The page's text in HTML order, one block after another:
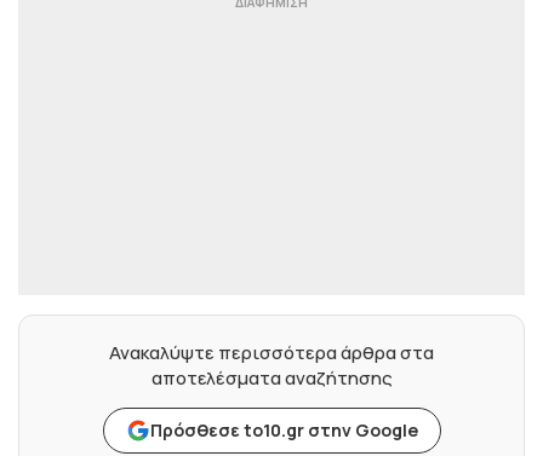
Ανακαλύψτε περισσότερα άρθρα στα
αποτελέσματα αναζήτησης
Πρόσθεσε to10.gr στην Google